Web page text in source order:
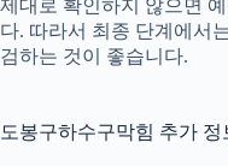
제대로 확인하지 않으면
다. 따라서 최종 단계에서
검하는 것이 좋습니다.
도봉구하수구막힘 추가 정